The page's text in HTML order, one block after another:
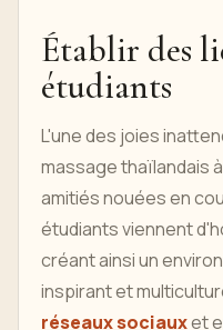
Établir des
étudiants
L'une des joies
massage thaïlandais
amitiés nouées en
étudiants viennent
créant ainsi un
inspirant et
réseaux sociauxet